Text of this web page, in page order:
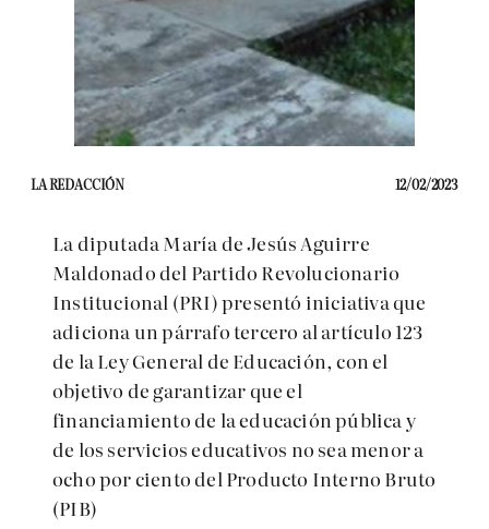
LA REDACCIÓN 12/02/2023
La diputada María de Jesús Aguirre
Maldonado del Partido Revolucionario
Institucional (PRI) presentó iniciativa que
adiciona un párrafo tercero al artículo 123
de la Ley General de Educación, con el
objetivo de garantizar que el
financiamiento de la educación pública y
de los servicios educativos no sea menor a
ocho por ciento del Producto Interno Bruto
(PIB)